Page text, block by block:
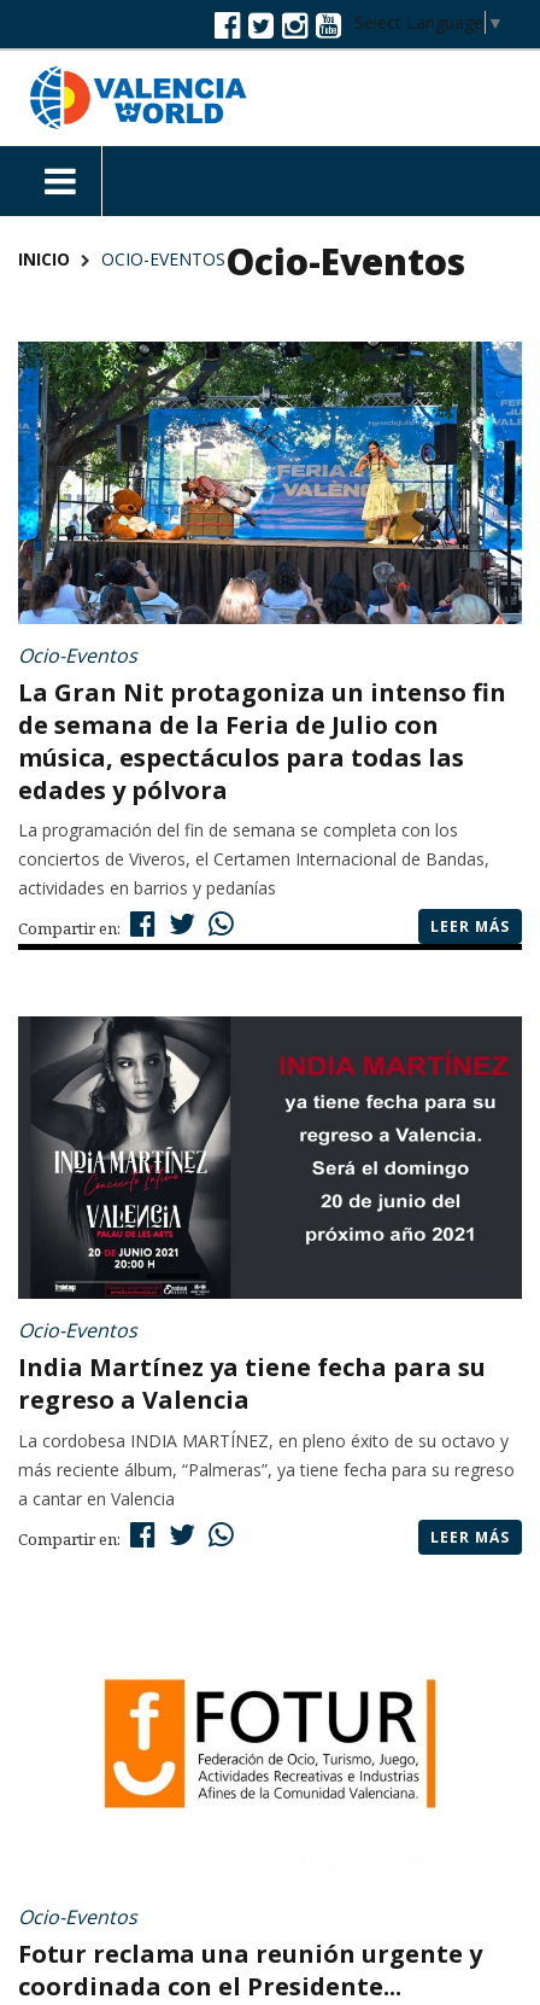
Select Language ▼
Ocio-Eventos
INICIO OCIO-EVENTOS
Ocio-Eventos
La Gran Nit protagoniza un intenso fin
de semana de la Feria de Julio con
música, espectáculos para todas las
edades y pólvora
La programación del fin de semana se completa con los
conciertos de Viveros, el Certamen Internacional de Bandas,
actividades en barrios y pedanías
Compartir en: LEER MÁS
Ocio-Eventos
India Martínez ya tiene fecha para su
regreso a Valencia
La cordobesa INDIA MARTÍNEZ, en pleno éxito de su octavo y
más reciente álbum, “Palmeras”, ya tiene fecha para su regreso
a cantar en Valencia
Compartir en: LEER MÁS
Ocio-Eventos
Fotur reclama una reunión urgente y
coordinada con el Presidente...